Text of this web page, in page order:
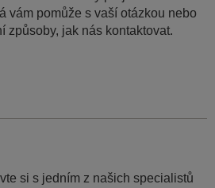
vám pomůže s vaší otázkou nebo
způsoby, jak nás kontaktovat.
si s jedním z našich specialistů